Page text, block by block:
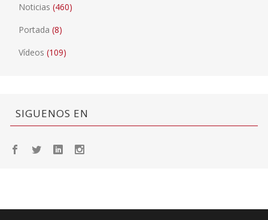
Noticias (460)
Portada (8)
Vídeos (109)
SIGUENOS EN